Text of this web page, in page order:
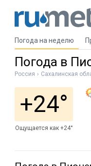
Погода на неделю
Погода в
Россия Сахалинская
+24°
Ощущается как +24°